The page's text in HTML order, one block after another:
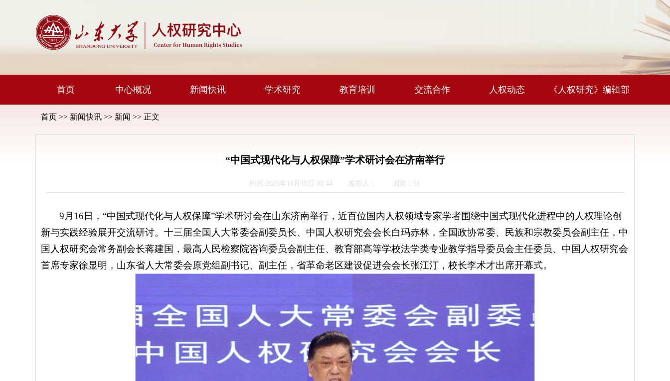
首页 中心概况 新闻快讯 学术研究 教育培训 交流合作 人权动态 《人权研究》编辑部
首页 >> 新闻快讯 >> 新闻 >> 正文
“中国式现代化与人权保障”学术研讨会在济南举行
时间:2025年11月18日 08:44 发布人： 浏览： 51
9月16日，“中国式现代化与人权保障”学术研讨会在山东济南举行，近百位国内人权领域专家学者围绕中国式现代化进程中的人权理论创
新与实践经验展开交流研讨。十三届全国人大常委会副委员长、中国人权研究会会长白玛赤林，全国政协常委、民族和宗教委员会副主任，中
国人权研究会常务副会长蒋建国，最高人民检察院咨询委员会副主任、教育部高等学校法学类专业教学指导委员会主任委员、中国人权研究会
首席专家徐显明，山东省人大常委会原党组副书记、副主任，省革命老区建设促进会会长张江汀，校长李术才出席开幕式。